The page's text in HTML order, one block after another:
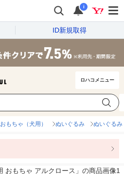
i
ID新規取得
ロハコメニュー
おもちゃ（犬用） ぬいぐるみ ぬいぐるみ